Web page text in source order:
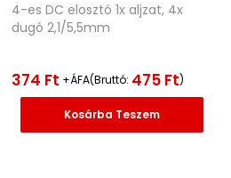
4-es DC elosztó 1x aljzat, 4x
dugó 2,1/5,5mm
374 Ft +ÁFA(Bruttó: 475 Ft)
Kosárba Teszem